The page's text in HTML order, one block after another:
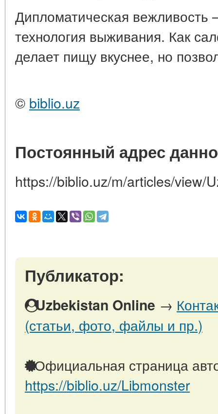
Дипломатическая
технология выживания. Как
делает пищу вкуснее, но
© biblio.uz
Постоянный адрес
https://biblio.uz/m/articles/view/
Публикатор:
Uzbekistan Online →
(статьи, фото, файлы и пр.)
Официальная страница
https://biblio.uz/Libmonster